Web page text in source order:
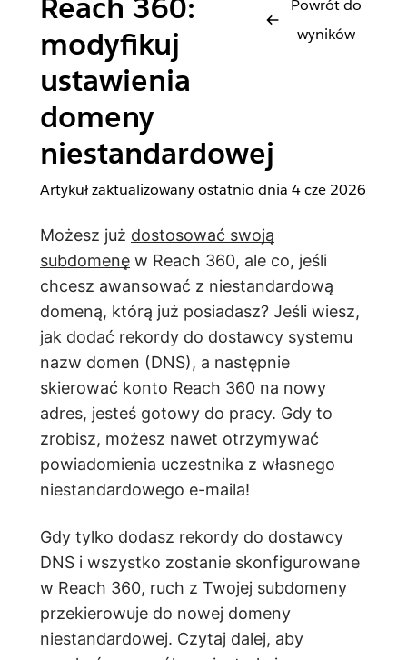
Reach 360:
modyfikuj
ustawienia
domeny
niestandardowej
Powrót do
wyników
Artykuł zaktualizowany ostatnio dnia 4 cze 2026
Możesz już dostosować swoją
subdomenę w Reach 360, ale co, jeśli
chcesz awansować z niestandardową
domeną, którą już posiadasz? Jeśli wiesz,
jak dodać rekordy do dostawcy systemu
nazw domen (DNS), a następnie
skierować konto Reach 360 na nowy
adres, jesteś gotowy do pracy. Gdy to
zrobisz, możesz nawet otrzymywać
powiadomienia uczestnika z własnego
niestandardowego e-maila!
Gdy tylko dodasz rekordy do dostawcy
DNS i wszystko zostanie skonfigurowane
w Reach 360, ruch z Twojej subdomeny
przekierowuje do nowej domeny
niestandardowej. Czytaj dalej, aby